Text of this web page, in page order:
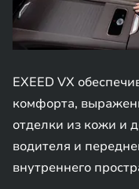
EXEED VX
комфорта,
отделки из кожи и
водителя и
внутреннего